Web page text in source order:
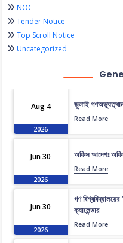
NOC
Tender Notice
Top Scroll Notice
Uncategorized
Aug 4
2026
জুলাই
Read More
Jun 30
2026
অফিস আদেশঃ
Read More
Jun 30
2026
গণ
ক্যালেন্ডার
Read More